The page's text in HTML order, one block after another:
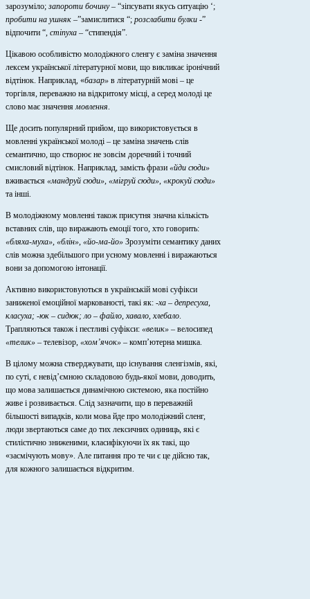
зарозуміло; запороти бочину– “зіпсувати якусь ситуацію ‘;
пробити на ушняк –”замислитися “; розслабити булки -”
відпочити “, стіпуха – “стипендія”.
Цікавою особливістю молодіжного сленгу є заміна значення
лексем української літературної мови, що викликає іронічний
відтінок. Наприклад, «базар» в літературній мові – це
торгівля, переважно на відкритому місці, а серед молоді це
слово має значення мовлення
Ще досить популярний прийом, що використовується в
мовленні української молоді – це заміна значень слів
семантично, що створює не зовсім доречний і точний
смисловий відтінок. Наприклад, замість фрази «йди сюди»
вживається «мандруй сюди», «мігруй сюди», «крокуй сюди»
та інші.
В молодіжному мовленні також присутня значна кількість
вставних слів, що виражають емоції того, хто говорить:
«бляха-муха», «блін», «йо-ма-йо» Зрозуміти семантику даних
слів можна здебільшого при усному мовленні і виражаються
вони за допомогою інтонації.
Активно використовуються в українській мові суфікси
заниженої емоційної маркованості, такі як: -ха – депресуха,
класуха; -юк – сидюк; ло – файло, хавало, хлебало
Трапляються також і пестливі суфікси: «велик» – велосипед
«телик» – телевізор, «хом’ячок» – комп’ютерна мишка.
В цілому можна стверджувати, що існування сленгізмів, які,
по суті, є невід’ємною складовою будь-якої мови, доводить,
що мова залишається динамічною системою, яка постійно
живе і розвивається. Слід зазначити, що в переважній
більшості випадків, коли мова йде про молодіжний сленг,
люди звертаються саме до тих лексичних одиниць, які є
стилістично зниженими, класифікуючи їх як такі, що
«засмічують мову». Але питання про те чи є це дійсно так,
для кожного залишається відкритим.